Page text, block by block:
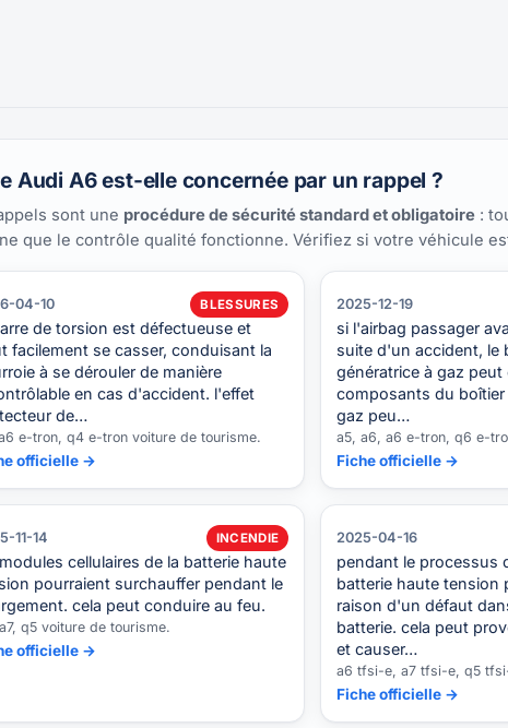
Audi A6 est-elle concernée par un rappel ?
sont une procédure de sécurité standard et obligatoire :
que le contrôle qualité fonctionne. Vérifiez si votre véhicule
04-10 BLESSURES
de torsion est défectueuse et
facilement se casser, conduisant la
à se dérouler de manière
en cas d'accident. l'effet
de…
e-tron, q4 e-tron voiture de tourisme.
officielle →
2025-12-19
si l'airbag passager
suite d'un accident, le
génératrice à gaz peut
composants du boîtier
gaz peu…
a5, a6, a6 e-tron, q6 e-
Fiche officielle →
11-14 INCENDIE
cellulaires de la batterie haute
pourraient surchauffer pendant le
cela peut conduire au feu.
q5 voiture de tourisme.
officielle →
2025-04-16
pendant le processus
batterie haute tension
raison d'un défaut
batterie. cela peut
et causer…
a6 tfsi-e, a7 tfsi-e, q5
Fiche officielle →